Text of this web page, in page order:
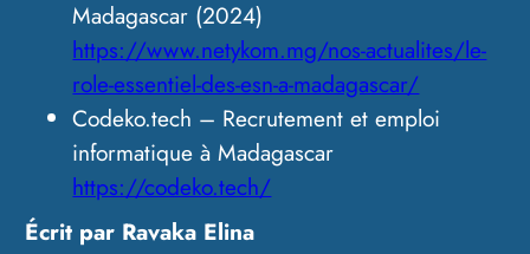
Madagascar (2024)
https://www.netykom.mg/nos-actualites/le-
role-essentiel-des-esn-a-madagascar/
Codeko.tech – Recrutement et emploi
informatique à Madagascar
https://codeko.tech/
Écrit par Ravaka Elina